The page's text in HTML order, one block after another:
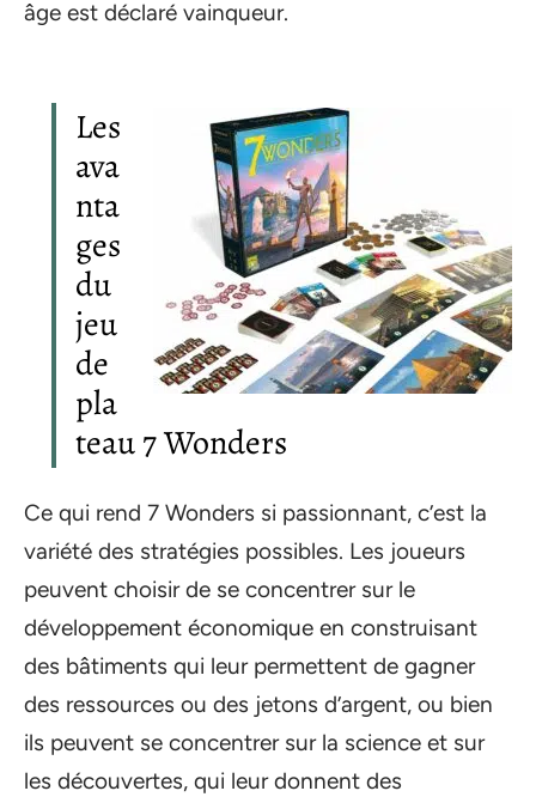
âge est déclaré vainqueur.
Les
ava
nta
ges
du
jeu
de
pla
teau 7 Wonders
Ce qui rend 7 Wonders si passionnant, c’est la
variété des stratégies possibles. Les joueurs
peuvent choisir de se concentrer sur le
développement économique en construisant
des bâtiments qui leur permettent de gagner
des ressources ou des jetons d’argent, ou bien
ils peuvent se concentrer sur la science et sur
les découvertes, qui leur donnent des